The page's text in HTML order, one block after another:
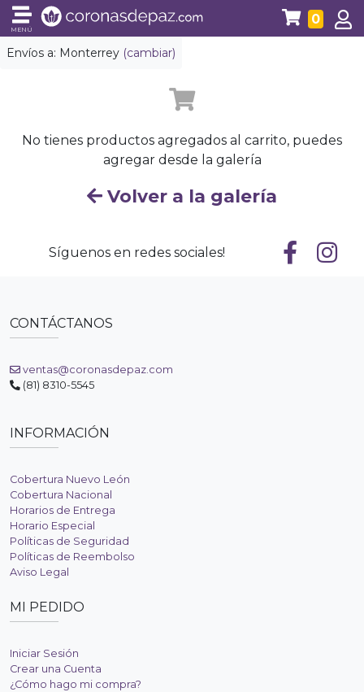
Envíos a: Monterrey (cambiar)
MENÚ
0
No tienes productos agregados al carrito, puedes
agregar desde la galería
Volver a la galería
Síguenos en redes sociales!
CONTÁCTANOS
ventas@coronasdepaz.com
(81) 8310-5545
INFORMACIÓN
Cobertura Nuevo León
Cobertura Nacional
Horarios de Entrega
Horario Especial
Políticas de Seguridad
Políticas de Reembolso
Aviso Legal
MI PEDIDO
Iniciar Sesión
Crear una Cuenta
¿Cómo hago mi compra?